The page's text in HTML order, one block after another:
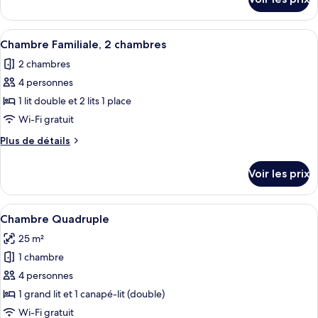
Chambre
Simple
Économique,
salle
de
bains
commune
le
type
de
Chambre
Simple
salle
de
commune
Afficher
toutes
les
photos
pour
ce
type
de
Chambre
Familiale,
2
chambres
Chambre Familiale, 2 chambres |
5
Chambre Familiale, 2 chambres
2 chambres
4 personnes
1 lit double et 2 lits 1 place
Wi-Fi gratuit
Plus de détails
Plus
le
type
de
Chambre
Familiale,
chambres
Voir les prix
Afficher
toutes
les
photos
pour
ce
type
Chambre Quadruple | Surmatelas,
1
Chambre Quadruple
25 m²
1 chambre
4 personnes
1 grand lit et 1 canapé-lit (double)
Wi-Fi gratuit